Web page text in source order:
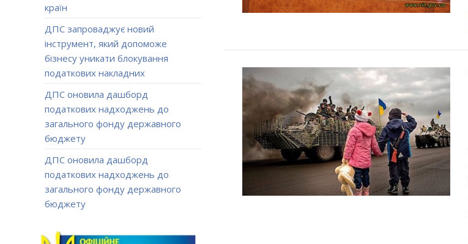
країн
ДПС запроваджує новий
інструмент, який допоможе
бізнесу уникати блокування
податкових накладних
ДПС оновила дашборд
податкових надходжень до
загального фонду державного
бюджету
ДПС оновила дашборд
податкових надходжень до
загального фонду державного
бюджету